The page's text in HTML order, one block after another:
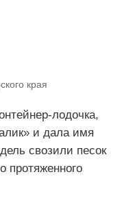
края
лодочка,
и дала имя
свозили песок
протяженного